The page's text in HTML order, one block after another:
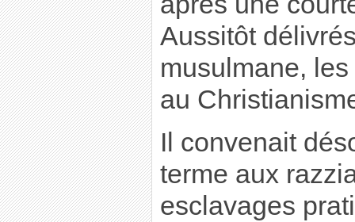
Aussitôt
musulmane,
au
Il convenait
terme aux
esclavages